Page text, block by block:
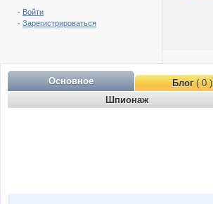
- Войти
- Зарегистрироваться
Основное Блог( 0 )
Шпионаж